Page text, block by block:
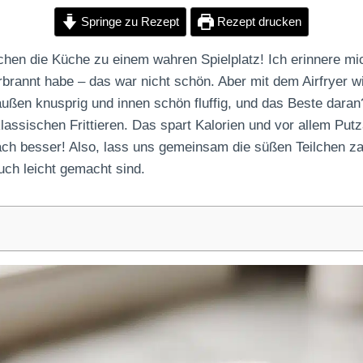
Springe zu Rezept Rezept drucken
die Küche zu einem wahren Spielplatz! Ich erinnere
habe – das war nicht schön. Aber mit dem Airfryer
knusprig und innen schön fluffig, und das Beste
Frittieren. Das spart Kalorien und vor allem
besser! Also, lass uns gemeinsam die süßen Teilchen
leicht gemacht sind.